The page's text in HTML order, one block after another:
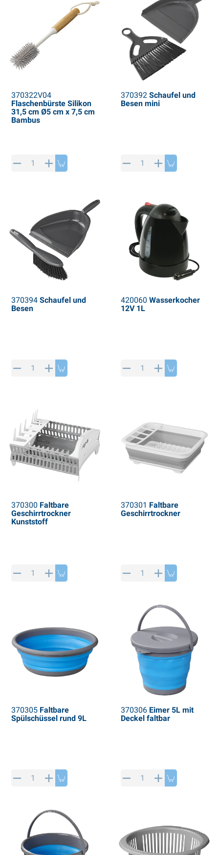
370322V04
Flaschenbürste Silikon
31,5 cm Ø5 cm x 7,5 cm
Bambus
370392Schaufel und
Besen mini
370394Schaufel und
Besen
420060 Wasserkocher
12V 1L
370300 Faltbare
Geschirrtrockner
Kunststoff
370301 Faltbare
Geschirrtrockner
370305Faltbare
Spülschüssel rund 9L
370306Eimer 5L mit
Deckel faltbar